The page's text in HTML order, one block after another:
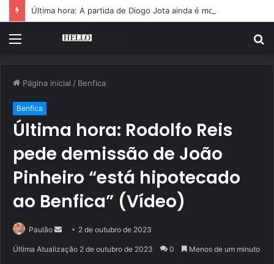
Menu
Página inicial / Benfica
Benfica
Última hora: Rodolfo Reis
pede demissão de João
Pinheiro “está hipotecado
ao Benfica” (Vídeo)
Paulão
Mande2 de outubro de 2023
Última Atualização 2 de outubro de 2023 0 Menos de um minuto